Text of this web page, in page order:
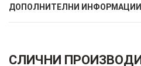
ДОПОЛНИТЕЛНИ ИНФОРМАЦИИ
СЛИЧНИ ПРОИЗВОДИ